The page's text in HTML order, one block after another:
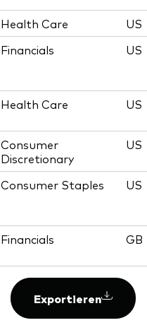
Health Care
US
Financials US
Health Care US
Consumer
Discretionary
US
Consumer Staples US
Financials GB
Exportieren